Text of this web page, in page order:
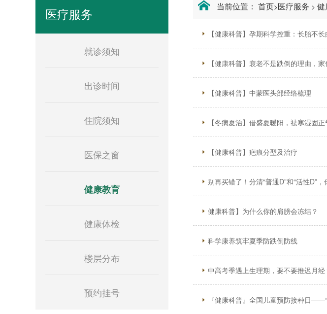
医疗服务
就诊须知
出诊时间
住院须知
医保之窗
健康教育
健康体检
楼层分布
预约挂号
当前位置： 首页>医疗服务 > 健
【健康科普】孕期科学控重：长胎不
【健康科普】衰老不是跌倒的理由，
【健康科普】中蒙医头部经络梳理
【冬病夏治】借盛夏暖阳，祛寒湿固正
【健康科普】疤痕分型及治疗
别再买错了！分清“普通D”和“活性D”
健康科普】为什么你的肩膀会冻结？
科学康养筑牢夏季防跌倒防线
中高考季遇上生理期，要不要推迟月经
『健康科普』全国儿童预防接种日